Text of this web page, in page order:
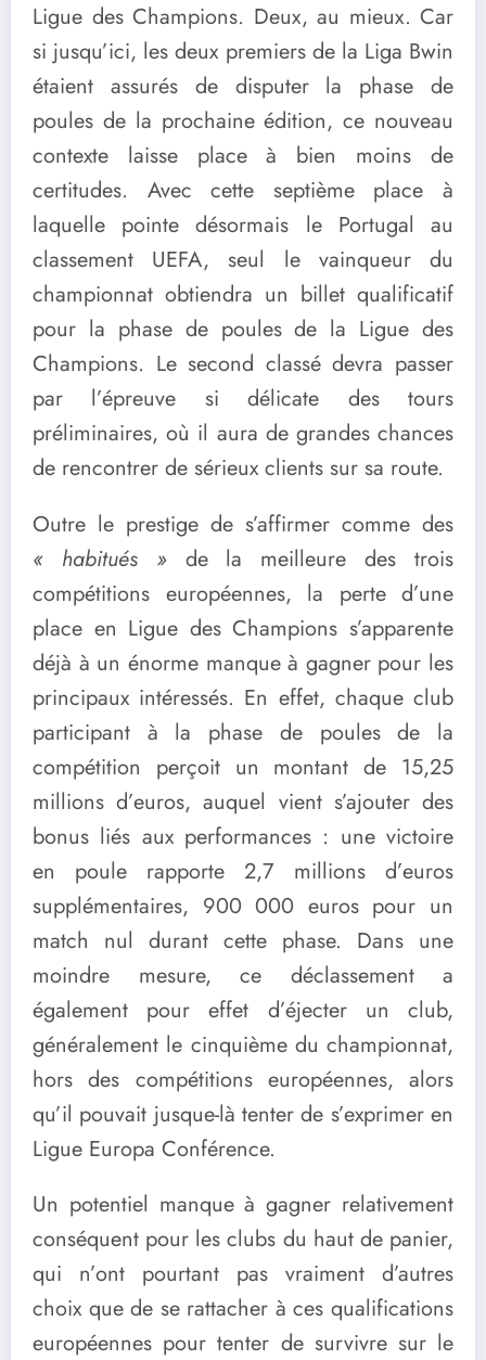
Ligue des Champions. Deux, au mieux. Car
si jusqu’ici, les deux premiers de la Liga Bwin
étaient assurés de disputer la phase de
poules de la prochaine édition, ce nouveau
contexte laisse place à bien moins de
certitudes. Avec cette septième place à
laquelle pointe désormais le Portugal au
classement UEFA, seul le vainqueur du
championnat obtiendra un billet qualificatif
pour la phase de poules de la Ligue des
Champions. Le second classé devra passer
par l’épreuve si délicate des tours
préliminaires, où il aura de grandes chances
de rencontrer de sérieux clients sur sa route.
Outre le prestige de s’affirmer comme des
« habitués » de la meilleure des trois
compétitions européennes, la perte d’une
place en Ligue des Champions s’apparente
déjà à un énorme manque à gagner pour les
principaux intéressés. En effet, chaque club
participant à la phase de poules de la
compétition perçoit un montant de 15,25
millions d’euros, auquel vient s’ajouter des
bonus liés aux performances : une victoire
en poule rapporte 2,7 millions d’euros
supplémentaires, 900 000 euros pour un
match nul durant cette phase. Dans une
moindre mesure, ce déclassement a
également pour effet d’éjecter un club,
généralement le cinquième du championnat,
hors des compétitions européennes, alors
qu’il pouvait jusque-là tenter de s’exprimer en
Ligue Europa Conférence.
Un potentiel manque à gagner relativement
conséquent pour les clubs du haut de panier,
qui n’ont pourtant pas vraiment d’autres
choix que de se rattacher à ces qualifications
européennes pour tenter de survivre sur le